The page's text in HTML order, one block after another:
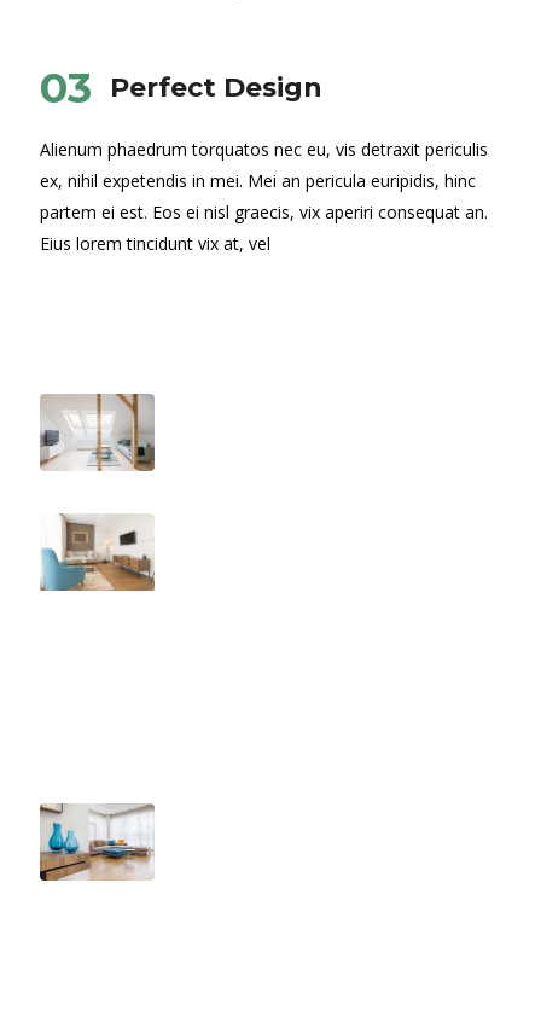
03 Perfect Design
Alienum phaedrum torquatos nec eu, vis detraxit periculis
ex, nihil expetendis in mei. Mei an pericula euripidis, hinc
partem ei est. Eos ei nisl graecis, vix aperiri consequat an.
Eius lorem tincidunt vix at, vel